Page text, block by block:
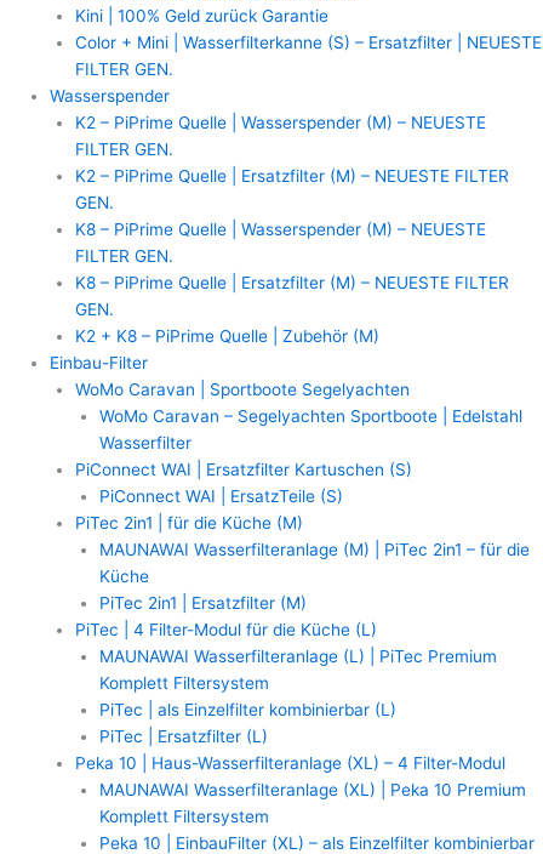
Kini | 100% Geld zurück Garantie
Color + Mini | Wasserfilterkanne (S) – Ersatzfilter | NEUESTE
FILTER GEN.
Wasserspender
K2 – PiPrime Quelle | Wasserspender (M) – NEUESTE
FILTER GEN.
K2 – PiPrime Quelle | Ersatzfilter (M) – NEUESTE FILTER
GEN.
K8 – PiPrime Quelle | Wasserspender (M) – NEUESTE
FILTER GEN.
K8 – PiPrime Quelle | Ersatzfilter (M) – NEUESTE FILTER
GEN.
K2 + K8 – PiPrime Quelle | Zubehör (M)
Einbau-Filter
WoMo Caravan | Sportboote Segelyachten
WoMo Caravan – Segelyachten Sportboote | Edelstahl
Wasserfilter
PiConnect WAI | Ersatzfilter Kartuschen (S)
PiConnect WAI | ErsatzTeile (S)
PiTec 2in1 | für die Küche (M)
MAUNAWAI Wasserfilteranlage (M) | PiTec 2in1 – für die
Küche
PiTec 2in1 | Ersatzfilter (M)
PiTec | 4 Filter-Modul für die Küche (L)
MAUNAWAI Wasserfilteranlage (L) | PiTec Premium
Komplett Filtersystem
PiTec | als Einzelfilter kombinierbar (L)
PiTec | Ersatzfilter (L)
Peka 10 | Haus-Wasserfilteranlage (XL) – 4 Filter-Modul
MAUNAWAI Wasserfilteranlage (XL) | Peka 10 Premium
Komplett Filtersystem
Peka 10 | EinbauFilter (XL) – als Einzelfilter kombinierbar